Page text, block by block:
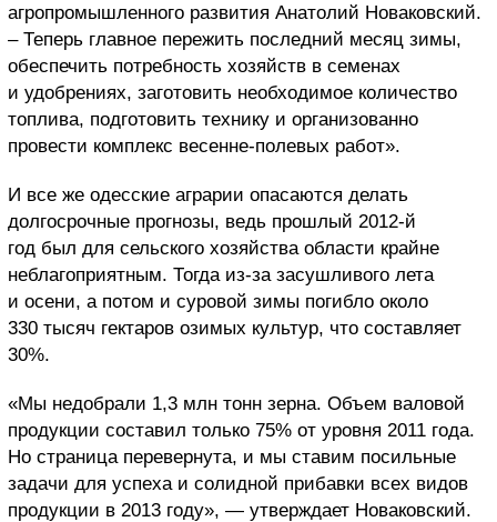
агропромышленного развития Анатолий Новаковский.
– Теперь главное пережить последний месяц зимы,
обеспечить потребность хозяйств в семенах
и удобрениях, заготовить необходимое количество
топлива, подготовить технику и организованно
провести комплекс весенне-полевых работ».
И все же одесские аграрии опасаются делать
долгосрочные прогнозы, ведь прошлый 2012-й
год был для сельского хозяйства области крайне
неблагоприятным. Тогда из-за засушливого лета
и осени, а потом и суровой зимы погибло около
330 тысяч гектаров озимых культур, что составляет
30%.
«Мы недобрали 1,3 млн тонн зерна. Объем валовой
продукции составил только 75% от уровня 2011 года.
Но страница перевернута, и мы ставим посильные
задачи для успеха и солидной прибавки всех видов
продукции в 2013 году», — утверждает Новаковский.